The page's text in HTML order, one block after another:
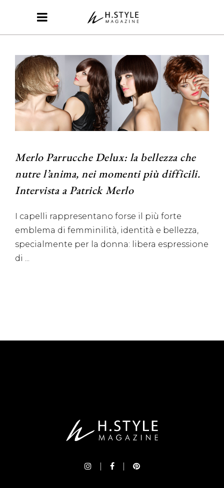
Merlo Parrucche Delux: la bellezza che
nutre l’anima, nei momenti più difficili.
Intervista a Patrick Merlo
I capelli rappresentano forse il più forte
emblema di femminilità, identità e bellezza,
specialmente per la donna: libera espressione
di